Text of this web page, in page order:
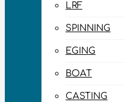
LRF
SPINNING
EGING
BOAT
CASTING